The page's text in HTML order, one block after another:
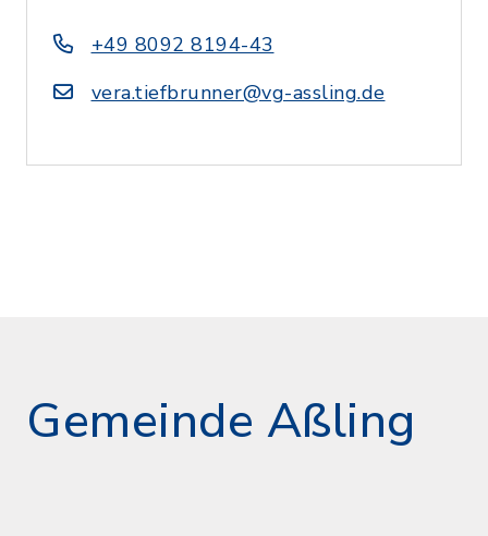
+49 8092 8194-43
vera.tiefbrunner@vg-assling.de
Gemeinde Aßling